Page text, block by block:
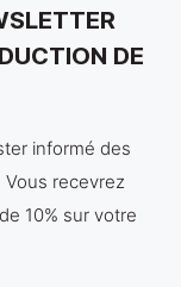
DE
informé des
recevrez
10% sur votre